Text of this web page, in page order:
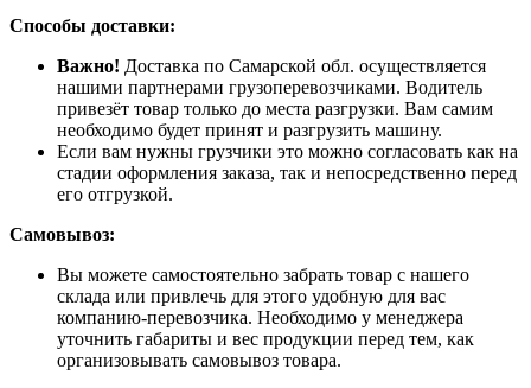
Способы доставки:
Важно! Доставка по Самарской обл. осуществляется
нашими партнерами грузоперевозчиками. Водитель
привезёт товар только до места разгрузки. Вам самим
необходимо будет принят и разгрузить машину.
Если вам нужны грузчики это можно согласовать как на
стадии оформления заказа, так и непосредственно перед
его отгрузкой.
Самовывоз:
Вы можете самостоятельно забрать товар с нашего
склада или привлечь для этого удобную для вас
компанию-перевозчика. Необходимо у менеджера
уточнить габариты и вес продукции перед тем, как
организовывать самовывоз товара.